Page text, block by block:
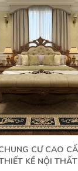
CƯ CAO
KẾ NỘI